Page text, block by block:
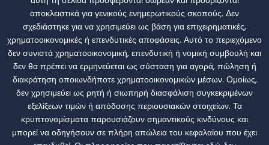
αποκλειστικά για γενικούς ενημερωτικούς σκοπούς. Δεν
σχεδιάστηκε για να χρησιμεύει ως βάση για επιχειρηματικές,
χρηματοοικονομικές ή επενδυτικές αποφάσεις. Αυτό το περιεχόμενο
δεν συνιστά χρηματοοικονομική, επενδυτική ή νομική συμβουλή και
δεν θα πρέπει να ερμηνεύεται ως σύσταση για αγορά, πώληση ή
διακράτηση οποιωνδήποτε χρηματοοικονομικών μέσων. Ομοίως,
δεν χρησιμεύει ως ρητή ή σιωπηρή διασφάλιση συγκεκριμένων
εξελίξεων τιμών ή απόδοσης περιουσιακών στοιχείων. Τα
κρυπτονομίσματα παρουσιάζουν σημαντικούς κινδύνους και
μπορεί να οδηγήσουν σε πλήρη απώλεια του κεφαλαίου που έχει